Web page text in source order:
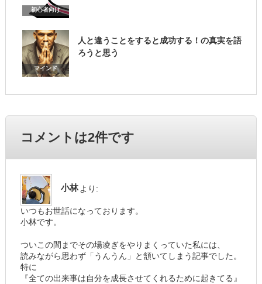
初心者向け
マインド
人と違うことをすると成功する！の真実を語
ろうと思う
コメントは2件です
小林より:
いつもお世話になっております。
小林です。
ついこの間までその場凌ぎをやりまくっていた私には、
読みながら思わず「うんうん」と頷いてしまう記事でした。
特に
『全ての出来事は自分を成長させてくれるために起きてる』